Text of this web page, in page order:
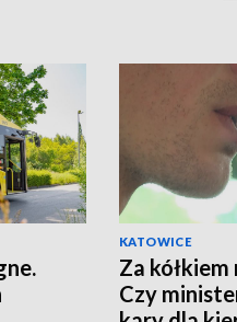
KATOWICE
Za
Czy